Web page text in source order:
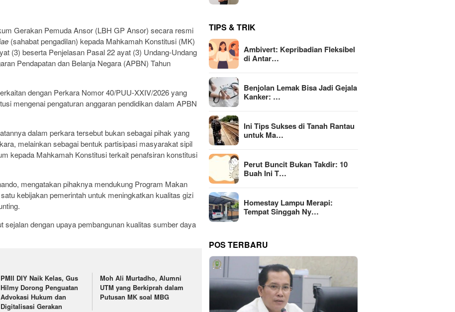
Gerakan Pemuda Ansor (LBH GP Ansor) secara resmi
(sahabat pengadilan) kepada Mahkamah Konstitusi (MK)
(3) beserta Penjelasan Pasal 22 ayat (3) Undang-Undang
Pendapatan dan Belanja Negara (APBN) Tahun
dengan Perkara Nomor 40/PUU-XXIV/2026 yang
mengenai pengaturan anggaran pendidikan dalam APBN
dalam perkara tersebut bukan sebagai pihak yang
melainkan sebagai bentuk partisipasi masyarakat sipil
kepada Mahkamah Konstitusi terkait penafsiran konstitusi
mengatakan pihaknya mendukung Program Makan
kebijakan pemerintah untuk meningkatkan kualitas gizi
sejalan dengan upaya pembangunan kualitas sumber daya
PMII DIY Naik Kelas, Gus
Hilmy Dorong Penguatan
Advokasi Hukum dan
Digitalisasi Gerakan
Moh Ali Murtadho, Alumni
UTM yang Berkiprah dalam
Putusan MK soal MBG
TIPS & TRIK
Ambivert: Kepribadian Fleksibel
di Antar…
Benjolan Lemak Bisa Jadi Gejala
Kanker: …
Ini Tips Sukses di Tanah Rantau
untuk Ma…
Perut Buncit Bukan Takdir: 10
Buah Ini T…
Homestay Lampu Merapi:
Tempat Singgah Ny…
POS TERBARU